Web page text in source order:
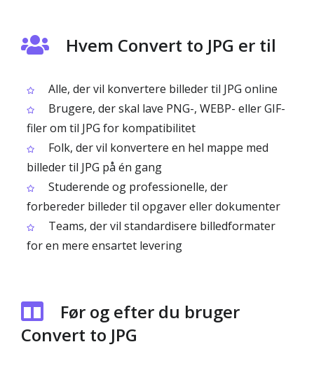
Hvem Convert to JPG er til
Alle, der vil konvertere billeder til JPG online
Brugere, der skal lave PNG-, WEBP- eller GIF-
filer om til JPG for kompatibilitet
Folk, der vil konvertere en hel mappe med
billeder til JPG på én gang
Studerende og professionelle, der
forbereder billeder til opgaver eller dokumenter
Teams, der vil standardisere billedformater
for en mere ensartet levering
Før og efter du bruger
Convert to JPG